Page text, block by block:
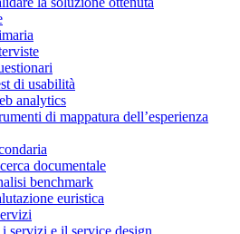
di usabilità
analytics
di mappatura dell’esperienza
documentale
benchmark
euristica
servizi e il service design